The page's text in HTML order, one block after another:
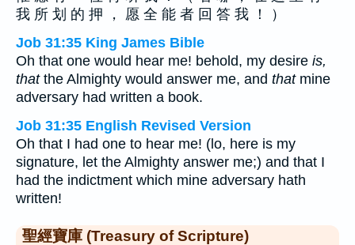
我 所 划 的 押 ， 愿 全 能 者 回 答 我 ！ ）
Job 31:35 King James Bible
Oh that one would hear me! behold, my desire is,
thatthe Almighty would answer me, and thatmine
adversary had written a book.
Job 31:35 English Revised Version
Oh that I had one to hear me! (lo, here is my
signature, let the Almighty answer me;) and that I
had the indictment which mine adversary hath
written!
聖經寶庫 (Treasury of Scripture)